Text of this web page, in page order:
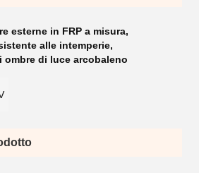
esterne in FRP a misura,
alle intemperie,
ombre di luce arcobaleno